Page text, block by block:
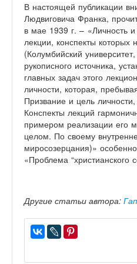
В настоящей публикации
Людвиговича Франка,
в мае 1939 г. – «Личность
лекции, конспекты
(Колумбийский
рукописного источника,
главных задач этого
личности, которая,
Призвание и цель
Конспекты лекций
примером реализации его
целом. По своему
миросозерцания)»
«Проблема “христианского
Другие статьи автора: